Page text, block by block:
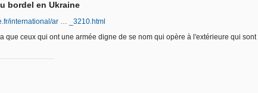
bordel en Ukraine
international/ar … _3210.html
que ceux qui ont une armée digne de se nom qui opère à l'extérieure qui